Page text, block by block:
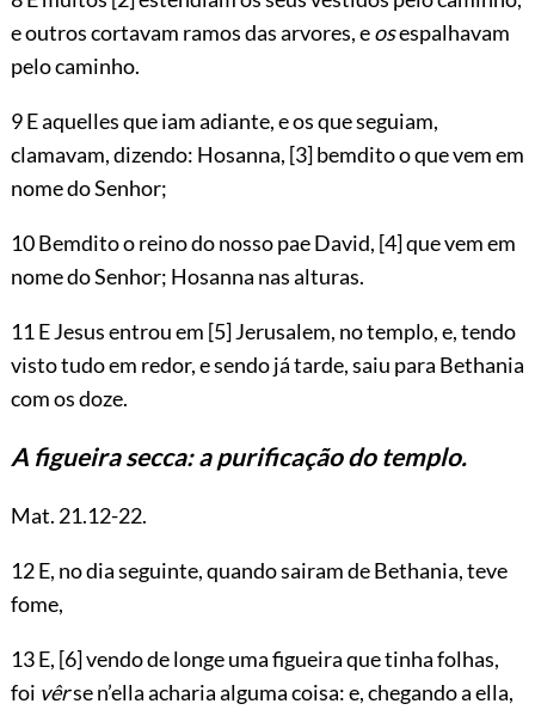
e outros cortavam ramos das arvores, eosespalhavam
pelo caminho.
9 E aquelles que iam adiante, e os que seguiam,
clamavam, dizendo: Hosanna, [3]bemdito o que vem em
nome do Senhor;
10 Bemdito o reino do nosso pae David, [4]que vem em
nome do Senhor; Hosanna nas alturas.
11 E Jesus entrou em [5]Jerusalem, no templo, e, tendo
visto tudo em redor, e sendo já tarde, saiu para Bethania
com os doze.
A figueira secca: a purificação do templo.
Mat. 21.12-22.
12 E, no dia seguinte, quando sairam de Bethania, teve
fome,
13 E, [6]vendo de longe uma figueira que tinha folhas,
foi vêrse n’ella acharia alguma coisa: e, chegando a ella,